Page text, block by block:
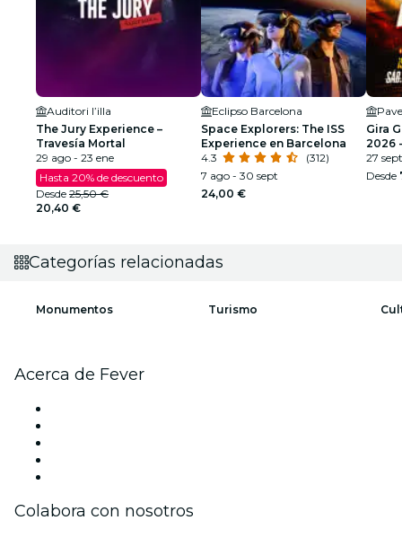
Auditori l’illa
The Jury Experience –
Travesía Mortal
29 ago - 23 ene
Hasta 20% de descuento
Desde 25,50 €
20,40 €
Eclipso Barcelona
Space Explorers: The ISS
Experience en Barcelona
4.3
(312)
7 ago - 30 sept
24,00 €
Gira
2026
27 sept
Desde
Categorías relacionadas
Monumentos Turismo
Acerca de Fever
Colabora con nosotros